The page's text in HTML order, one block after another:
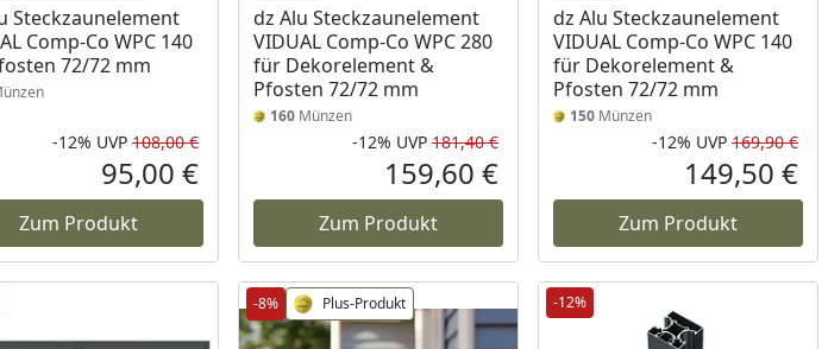
Steckzaunelement
Comp-Co WPC 140
72/72 mm
Rabatt in Prozent
-12%
Ursprünglicher Preis
UVP 108,00 €
Aktueller Preis
95,00 €
Zum Produkt
dz Alu Steckzaunelement
VIDUAL Comp-Co WPC 280
für Dekorelement &
Pfosten 72/72 mm
160 Münzen
Rabatt in Prozent
-12%
Ursprünglicher Preis
UVP 181,40 €
Aktueller Preis
159,60 €
Zum Produkt
dz Alu Steckzaunelement
VIDUAL Comp-Co WPC 140
für Dekorelement &
Pfosten 72/72 mm
150 Münzen
-12% UVP 169,90 €
149,50 €
Zum Produkt
-8% Plus-Produkt -12%